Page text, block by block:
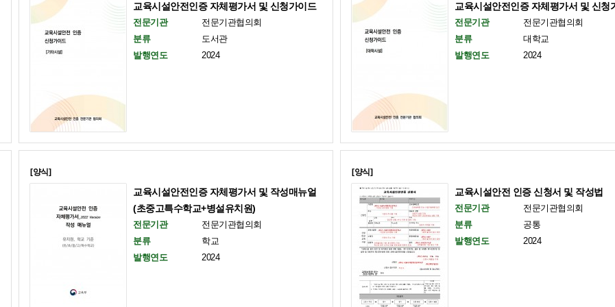
교육시설안전인증 자체평가서 및 신청가이드
전문기관
전문기관협의회
분류
도서관
발행연도
2024
교육시설안전인증 자체평가서 및 신청
전문기관
전문기관협의회
분류
대학교
발행연도
2024
[양식]
교육시설안전인증 자체평가서 및 작성매뉴얼
(초중고특수학교+병설유치원)
전문기관
전문기관협의회
분류
학교
발행연도
2024
[양식]
교육시설안전 인증 신청서 및 작성법
전문기관
전문기관협의회
분류
공통
발행연도
2024